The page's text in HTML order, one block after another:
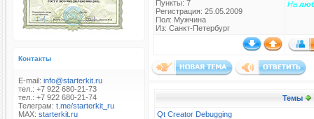
Контакты
E-mail: info@starterkit.ru
тел.: +7 922 680-21-73
тел.: +7 922 680-21-74
Телеграм: t.me/starterkit_ru
MAX: starterkit.ru
Пункты: 7
Регистрация: 25.05.2009
Пол: Мужчина
Из: Санкт-Петербург
На
Темы
Qt Creator Debugging